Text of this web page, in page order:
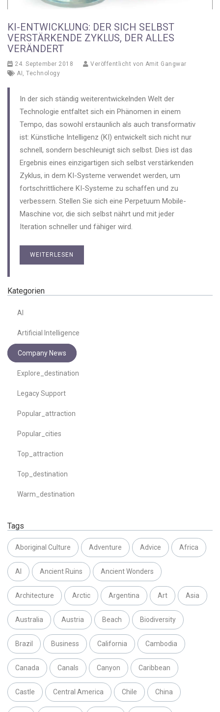
KI-ENTWICKLUNG: DER SICH SELBST
VERSTÄRKENDE ZYKLUS, DER ALLES
VERÄNDERT
24. September 2018 Veröffentlicht von Amit Gangwar
AI Technology
In der sich ständig weiterentwickelnden Welt der
Technologie entfaltet sich ein Phänomen in einem
Tempo, das sowohl erstaunlich als auch transformativ
ist: Künstliche Intelligenz (KI) entwickelt sich nicht nur
schnell, sondern beschleunigt sich selbst. Dies ist das
Ergebnis eines einzigartigen sich selbst verstärkenden
Zyklus, in dem KI-Systeme verwendet werden, um
fortschrittlichere KI-Systeme zu schaffen und zu
verbessern. Stellen Sie sich eine Perpetuum Mobile-
Maschine vor, die sich selbst nährt und mit jeder
Iteration schneller und fähiger wird.
WEITERLESEN
Kategorien
AI
Artificial Intelligence
Company News
Explore_destination
Legacy Support
Popular_attraction
Popular_cities
Top_attraction
Top_destination
Warm_destination
Tags
Aboriginal Culture Adventure Advice Africa
AI Ancient Ruins Ancient Wonders
Architecture Arctic Argentina Art Asia
Australia Austria Beach Biodiversity
Brazil Business California Cambodia
Canada Canals Canyon Caribbean
Castle Central America Chile China